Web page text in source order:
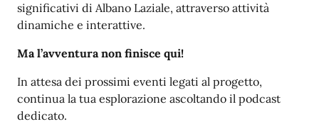
significativi di Albano Laziale, attraverso attività
dinamiche e interattive.
Ma l’avventura non finisce qui!
In attesa dei prossimi eventi legati al progetto,
continua la tua esplorazione ascoltando il podcast
dedicato.